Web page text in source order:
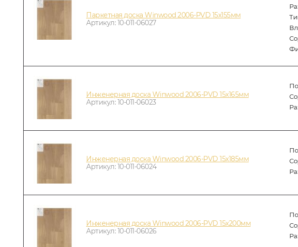
Паркетная доска Winwood 2006-PVD 15х155мм
Артикул: 10-011-06027
Инженерная доска Winwood 2006-PVD 15х165мм
Артикул: 10-011-06023
Инженерная доска Winwood 2006-PVD 15х185мм
Артикул: 10-011-06024
Инженерная доска Winwood 2006-PVD 15х200мм
Артикул: 10-011-06026